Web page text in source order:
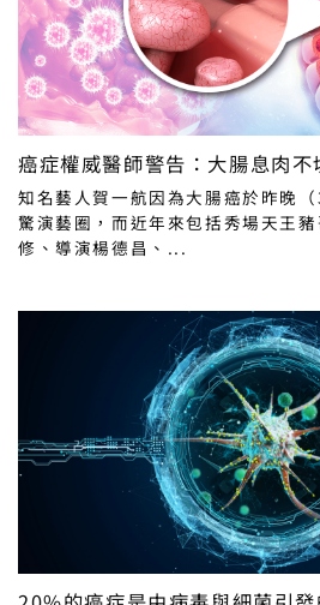
癌症權威醫師警告：大腸息肉
知名藝人賀一航因為大腸癌於昨晚
驚演藝圈，而近年來包括秀場天王
修、導演楊德昌、...